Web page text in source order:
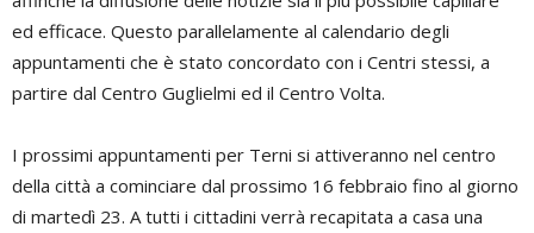
ed efficace. Questo parallelamente al calendario degli
appuntamenti che è stato concordato con i Centri stessi, a
partire dal Centro Guglielmi ed il Centro Volta.
I prossimi appuntamenti per Terni si attiveranno nel centro
della città a cominciare dal prossimo 16 febbraio fino al giorno
di martedì 23. A tutti i cittadini verrà recapitata a casa una